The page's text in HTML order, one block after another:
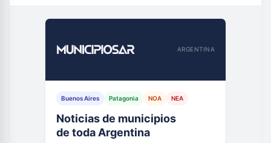
ARGENTINA
Buenos Aires Patagonia NOA NEA
Noticias de municipios
de toda Argentina